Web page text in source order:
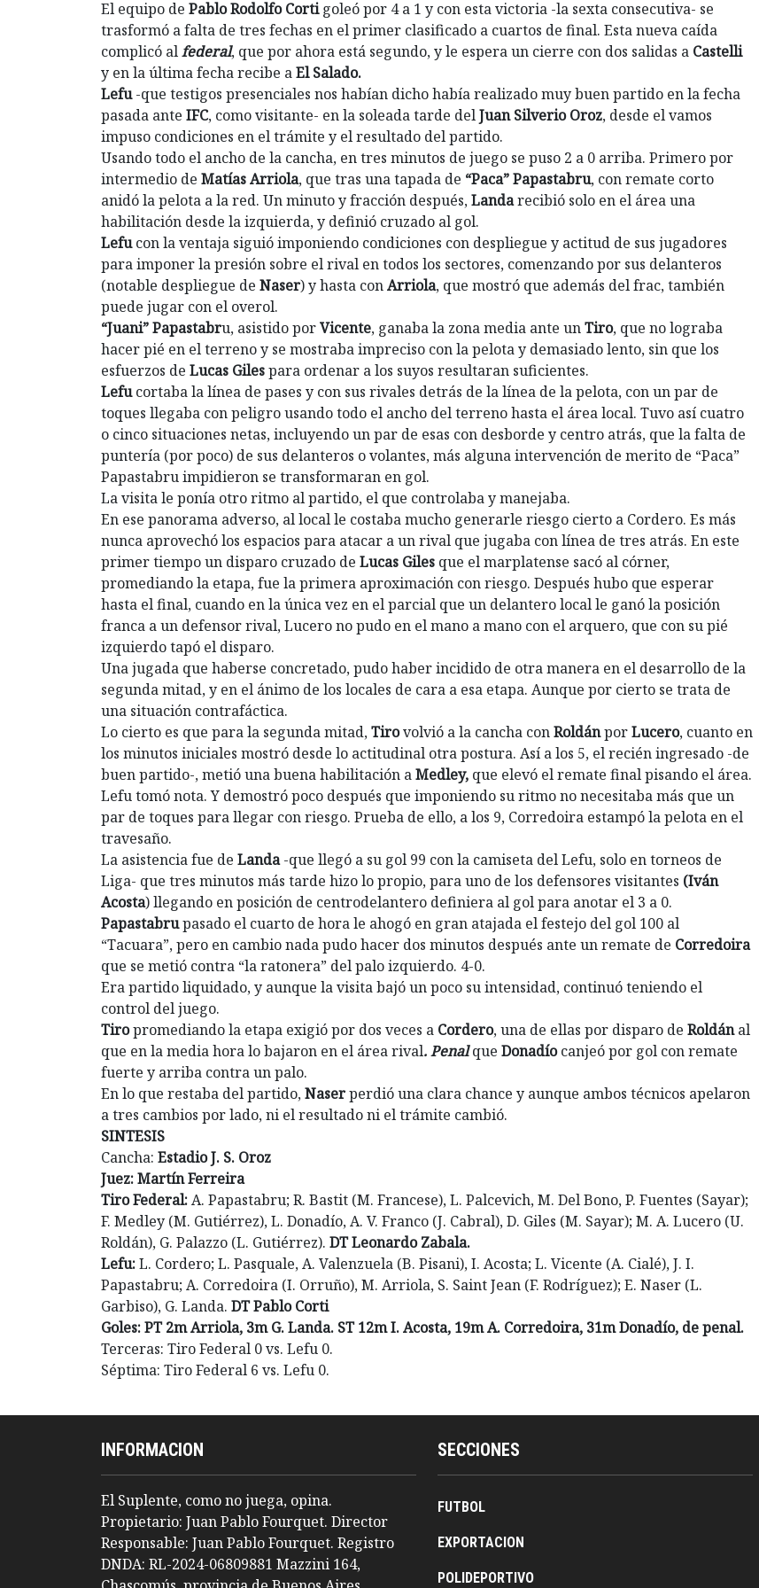
El equipo de Pablo Rodolfo Cortigoleó por 4 a 1 y con esta victoria -la sexta consecutiva- se
trasformó a falta de tres fechas en el primer clasificado a cuartos de final. Esta nueva caída
complicó alfederal, que por ahora está segundo, y le espera un cierre con dos salidas a Castelli
y en la última fecha recibe aEl Salado.
Lefu-que testigos presenciales nos habían dicho había realizado muy buen partido en la fecha
pasada ante IFC, como visitante- en la soleada tarde delJuan Silverio Oroz, desde el vamos
impuso condiciones en el trámite y el resultado del partido.
Usando todo el ancho de la cancha, en tres minutos de juego se puso 2 a 0 arriba. Primero por
intermedio de Matías Arriola, que tras una tapada de “Paca” Papastabru, con remate corto
anidó la pelota a la red. Un minuto y fracción después,Landarecibió solo en el área una
habilitación desde la izquierda, y definió cruzado al gol.
Lefucon la ventaja siguió imponiendo condiciones con despliegue y actitud de sus jugadores
para imponer la presión sobre el rival en todos los sectores, comenzando por sus delanteros
(notable despliegue de Naser) y hasta conArriola, que mostró que además del frac, también
puede jugar con el overol.
“Juani” Papastabru, asistido porVicente, ganaba la zona media ante unTiro, que no lograba
hacer pié en el terreno y se mostraba impreciso con la pelota y demasiado lento, sin que los
esfuerzos de Lucas Gilespara ordenar a los suyos resultaran suficientes.
Lefucortaba la línea de pases y con sus rivales detrás de la línea de la pelota, con un par de
toques llegaba con peligro usando todo el ancho del terreno hasta el área local. Tuvo así cuatro
o cinco situaciones netas, incluyendo un par de esas con desborde y centro atrás, que la falta de
puntería (por poco) de sus delanteros o volantes, más alguna intervención de merito de “Paca”
Papastabru impidieron se transformaran en gol.
La visita le ponía otro ritmo al partido, el que controlaba y manejaba.
En ese panorama adverso, al local le costaba mucho generarle riesgo cierto a Cordero. Es más
nunca aprovechó los espacios para atacar a un rival que jugaba con línea de tres atrás. En este
primer tiempo un disparo cruzado de Lucas Giles que el marplatense sacó al córner,
promediando la etapa, fue la primera aproximación con riesgo. Después hubo que esperar
hasta el final, cuando en la única vez en el parcial que un delantero local le ganó la posición
franca a un defensor rival, Lucero no pudo en el mano a mano con el arquero, que con su pié
izquierdo tapó el disparo.
Una jugada que haberse concretado, pudo haber incidido de otra manera en el desarrollo de la
segunda mitad, y en el ánimo de los locales de cara a esa etapa. Aunque por cierto se trata de
una situación contrafáctica.
Lo cierto es que para la segunda mitad,Tirovolvió a la cancha conRoldánporLucero, cuanto en
los minutos iniciales mostró desde lo actitudinal otra postura. Así a los 5, el recién ingresado -de
buen partido-, metió una buena habilitación aMedley, que elevó el remate final pisando el área.
Lefu tomó nota. Y demostró poco después que imponiendo su ritmo no necesitaba más que un
par de toques para llegar con riesgo. Prueba de ello, a los 9, Corredoira estampó la pelota en el
travesaño.
La asistencia fue de Landa-que llegó a su gol 99 con la camiseta del Lefu, solo en torneos de
Liga- que tres minutos más tarde hizo lo propio, para uno de los defensores visitantes (Iván
Acosta) llegando en posición de centrodelantero definiera al gol para anotar el 3 a 0.
Papastabrupasado el cuarto de hora le ahogó en gran atajada el festejo del gol 100 al
“Tacuara”, pero en cambio nada pudo hacer dos minutos después ante un remate de Corredoira
que se metió contra “la ratonera” del palo izquierdo. 4-0.
Era partido liquidado, y aunque la visita bajó un poco su intensidad, continuó teniendo el
control del juego.
Tiropromediando la etapa exigió por dos veces a Cordero, una de ellas por disparo de Roldánal
que en la media hora lo bajaron en el área rival. Penalque Donadíocanjeó por gol con remate
fuerte y arriba contra un palo.
En lo que restaba del partido,Naserperdió una clara chance y aunque ambos técnicos apelaron
a tres cambios por lado, ni el resultado ni el trámite cambió.
SINTESIS
Cancha: Estadio J. S. Oroz
Juez: Martín Ferreira
Tiro Federal:A. Papastabru; R. Bastit (M. Francese), L. Palcevich, M. Del Bono, P. Fuentes (Sayar);
F. Medley (M. Gutiérrez), L. Donadío, A. V. Franco (J. Cabral), D. Giles (M. Sayar); M. A. Lucero (U.
Roldán), G. Palazzo (L. Gutiérrez). DT Leonardo Zabala.
Lefu:L. Cordero; L. Pasquale, A. Valenzuela (B. Pisani), I. Acosta; L. Vicente (A. Cialé), J. I.
Papastabru; A. Corredoira (I. Orruño), M. Arriola, S. Saint Jean (F. Rodríguez); E. Naser (L.
Garbiso), G. Landa. DT Pablo Corti
Goles: PT 2m Arriola, 3m G. Landa. ST 12m I. Acosta, 19m A. Corredoira, 31m Donadío, de penal.
Terceras: Tiro Federal 0 vs. Lefu 0.
Séptima: Tiro Federal 6 vs. Lefu 0.
INFORMACION
El Suplente, como no juega, opina.
Propietario: Juan Pablo Fourquet. Director
Responsable: Juan Pablo Fourquet. Registro
DNDA: RL-2024-06809881 Mazzini 164,
SECCIONES
FUTBOL
EXPORTACION
POLIDEPORTIVO